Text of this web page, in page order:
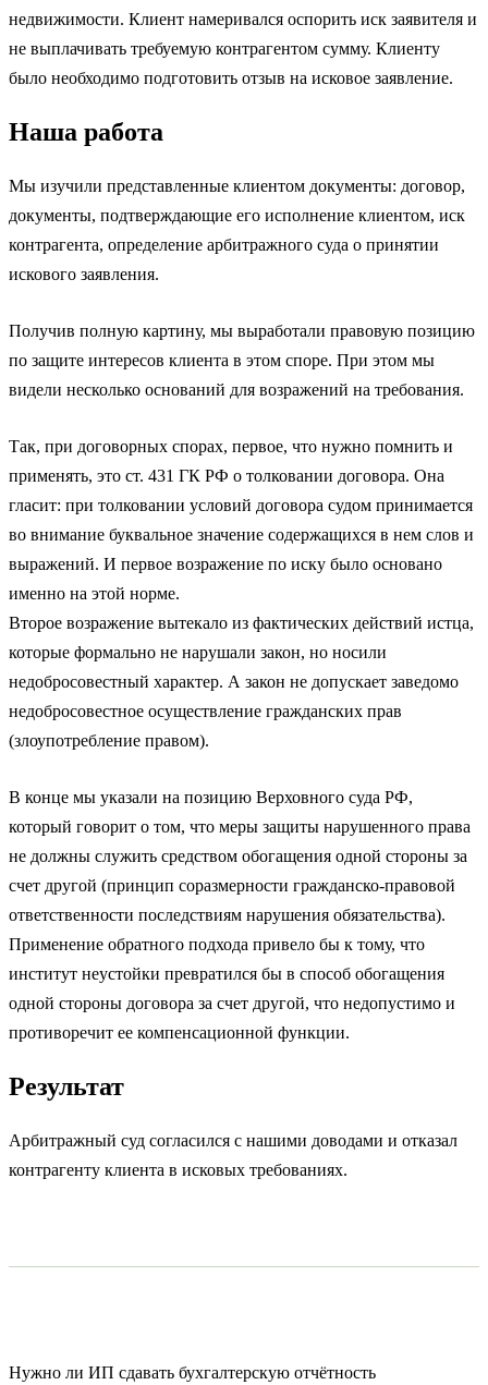
недвижимости. Клиент намеривался оспорить иск заявителя и
не выплачивать требуемую контрагентом сумму. Клиенту
было необходимо подготовить отзыв на исковое заявление.
Наша работа
Мы изучили представленные клиентом документы: договор,
документы, подтверждающие его исполнение клиентом, иск
контрагента, определение арбитражного суда о принятии
искового заявления.
Получив полную картину, мы выработали правовую позицию
по защите интересов клиента в этом споре. При этом мы
видели несколько оснований для возражений на требования.
Так, при договорных спорах, первое, что нужно помнить и
применять, это ст. 431 ГК РФ о толковании договора. Она
гласит: при толковании условий договора судом принимается
во внимание буквальное значение содержащихся в нем слов и
выражений. И первое возражение по иску было основано
именно на этой норме.
Второе возражение вытекало из фактических действий истца,
которые формально не нарушали закон, но носили
недобросовестный характер. А закон не допускает заведомо
недобросовестное осуществление гражданских прав
(злоупотребление правом).
В конце мы указали на позицию Верховного суда РФ,
который говорит о том, что меры защиты нарушенного права
не должны служить средством обогащения одной стороны за
счет другой (принцип соразмерности гражданско-правовой
ответственности последствиям нарушения обязательства).
Применение обратного подхода привело бы к тому, что
институт неустойки превратился бы в способ обогащения
одной стороны договора за счет другой, что недопустимо и
противоречит ее компенсационной функции.
Результат
Арбитражный суд согласился с нашими доводами и отказал
контрагенту клиента в исковых требованиях.
Нужно ли ИП сдавать бухгалтерскую отчётность